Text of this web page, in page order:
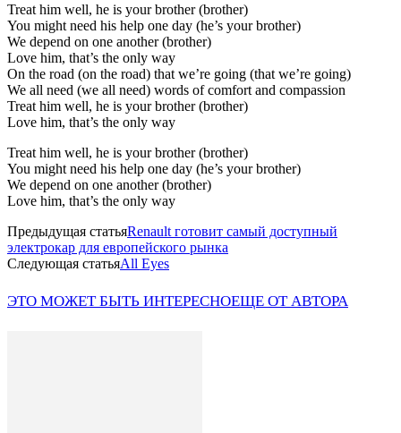
Treat him well, he is your brother (brother)
You might need his help one day (he’s your brother)
We depend on one another (brother)
Love him, that’s the only way
On the road (on the road) that we’re going (that we’re going)
We all need (we all need) words of comfort and compassion
Treat him well, he is your brother (brother)
Love him, that’s the only way
Treat him well, he is your brother (brother)
You might need his help one day (he’s your brother)
We depend on one another (brother)
Love him, that’s the only way
Предыдущая статьяRenault готовит самый доступный
электрокар для европейского рынка
Следующая статьяAll Eyes
ЭТО МОЖЕТ БЫТЬ ИНТЕРЕСНОЕЩЕ ОТ АВТОРА